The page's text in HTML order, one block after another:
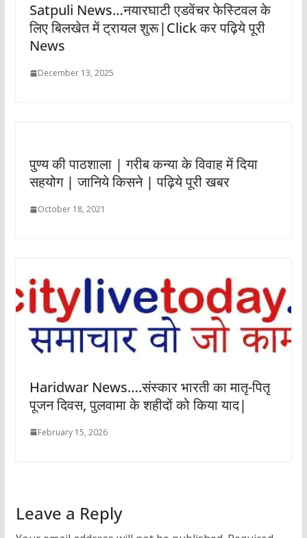
Satpuli News…नयारघाटी एडवेंचर फेस्टिवल के
लिए बिलखेत में ट्रायल शुरू|Click कर पढ़िये पूरी
News
December 13, 2025
पुण्य की पाठशाला | गरीब कन्या के विवाह में दिया
सहयोग | जानिये किसने | पढ़िये पूरी खबर
October 18, 2021
Haridwar News….संस्कार भारती का मातृ-पितृ
पूजन दिवस, पुलवामा के शहीदों को किया याद|
February 15, 2026
Leave a Reply